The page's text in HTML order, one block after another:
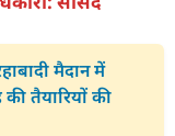
मैदान में
तैयारियों की